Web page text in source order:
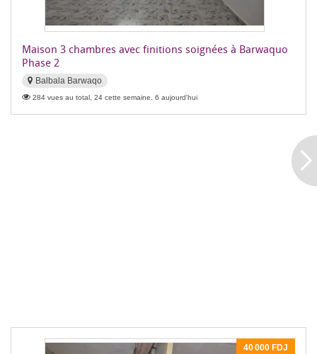
Maison 3 chambres avec finitions soignées à Barwaquo
Phase 2
Balbala Barwaqo
284 vues au total, 24 cette semaine, 6 aujourd'hui
40 000 FDJ